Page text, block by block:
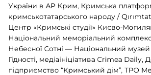
України в АР Крим, Кримська
кримськотатарського народу /
Центр «Кримські cтудії» Києво-
Національний меморіальний комплекс
Небесної Сотні — Національний
Гідності, медіаініціатива Crimea Daily,
підприємство “Кримський дім”, ТРО